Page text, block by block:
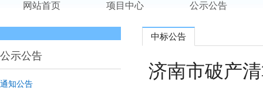
网站首页 项目中心 公示公告
公示公告
通知公告
中标公告
济南市破产